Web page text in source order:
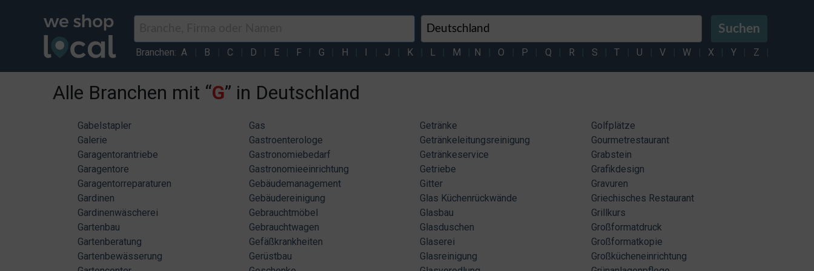
Suchen
Branchen: A B C D E F G H J K L M N O P Q R S T U V W X Y Z
Alle Branchen mit “G” in Deutschland
Gabelstapler
Galerie
Garagentorantriebe
Garagentore
Garagentorreparaturen
Gardinen
Gardinenwäscherei
Gartenbau
Gartenberatung
Gartenbewässerung
Gas
Gastroenterologe
Gastronomiebedarf
Gastronomieeinrichtung
Gebäudemanagement
Gebäudereinigung
Gebrauchtmöbel
Gebrauchtwagen
Gefäßkrankheiten
Gerüstbau
Getränke
Getränkeleitungsreinigung
Getränkeservice
Getriebe
Gitter
Glas Küchenrückwände
Glasbau
Glasduschen
Glaserei
Glasreinigung
Golfplätze
Gourmetrestaurant
Grabstein
Grafikdesign
Gravuren
Griechisches Restaurant
Grillkurs
Großformatdruck
Großformatkopie
Großkücheneinrichtung